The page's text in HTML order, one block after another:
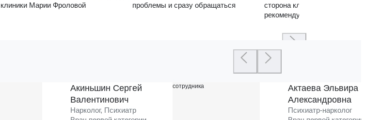
клиники Марии Фроловой
проблемы и сразу обращаться
сторона клиники —
рекомендую
Акиньшин Сергей
Валентинович
Нарколог, Психиатр
Актаева Эльвира
Александровна
Психиатр-нарколог